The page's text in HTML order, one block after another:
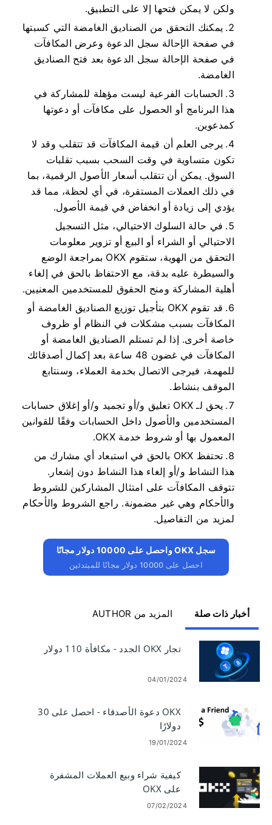
ولكن لا يمكن فتحها إلا على التطبيق.
يمكنك التحقق من الصناديق الغامضة التي كسبتها
في صفحة الإحالة سجل الدعوة وعرض المكافآت
في صفحة الإحالة سجل الدعوة بعد فتح الصناديق
الغامضة.
الحسابات الفرعية ليست مؤهلة للمشاركة في
هذا البرنامج أو الحصول على مكافآت أو دعوتها
كمدعوين.
يرجى العلم أن قيمة المكافآت قد تتقلب وقد لا
تكون متساوية في وقت السحب بسبب تقلبات
السوق. يمكن أن تتقلب أسعار الأصول الرقمية، بما
في ذلك العملات المستقرة، في أي لحظة، مما قد
يؤدي إلى زيادة أو انخفاض في قيمة الأصول.
في حالة السلوك الاحتيالي، مثل التسجيل
الاحتيالي أو الشراء أو البيع أو تزوير معلومات
التحقق من الهوية، ستقوم OKX بمراجعة الوضع
والسيطرة عليه بدقة، مع الاحتفاظ بالحق في إلغاء
أهلية المشاركة ومنح الحقوق للمستخدمين المعنيين.
قد تقوم OKX بتأجيل توزيع الصناديق الغامضة أو
المكافآت بسبب مشكلات في النظام أو ظروف
خاصة أخرى. إذا لم تستلم الصناديق الغامضة أو
المكافآت في غضون 48 ساعة بعد إكمال أصدقائك
للمهمة، فيرجى الاتصال بخدمة العملاء، وسنتابع
الموقف بنشاط.
يحق لـ OKX تعليق و/أو تجميد و/أو إغلاق حسابات
المستخدمين والأصول داخل الحسابات وفقًا للقوانين
المعمول بها أو شروط خدمة OKX.
تحتفظ OKX بالحق في استبعاد أي مشارك من
هذا النشاط و/أو إلغاء هذا النشاط دون إشعار.
تتوقف المكافآت على امتثال المشاركين للشروط
والأحكام وهي غير مضمونة. راجع الشروط والأحكام
لمزيد من التفاصيل.
سجل OKX واحصل على 10000 دولار مجانًا
احصل على 10000 دولار مجانًا للمبتدئين
المزيد من AUTHOR أخبار ذات صلة
تجار OKX الجدد - مكافأة 110 دولار
04/01/2024
OKX دعوة الأصدقاء - احصل على 30
دولارًا
19/01/2024
كيفية شراء وبيع العملات المشفرة
على OKX
07/02/2024